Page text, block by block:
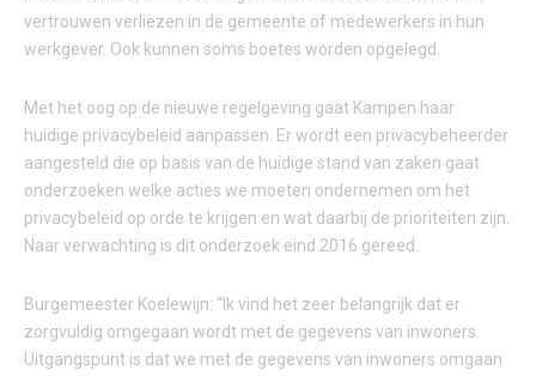
vertrouwen verliezen in de gemeente of medewerkers in hun
werkgever. Ook kunnen soms boetes worden opgelegd.
Met het oog op de nieuwe regelgeving gaat Kampen haar
huidige privacybeleid aanpassen. Er wordt een privacybeheerder
aangesteld die op basis van de huidige stand van zaken gaat
onderzoeken welke acties we moeten ondernemen om het
privacybeleid op orde te krijgen en wat daarbij de prioriteiten zijn.
Naar verwachting is dit onderzoek eind 2016 gereed.
Burgemeester Koelewijn: “Ik vind het zeer belangrijk dat er
zorgvuldig omgegaan wordt met de gegevens van inwoners.
Uitgangspunt is dat we met de gegevens van inwoners omgaan